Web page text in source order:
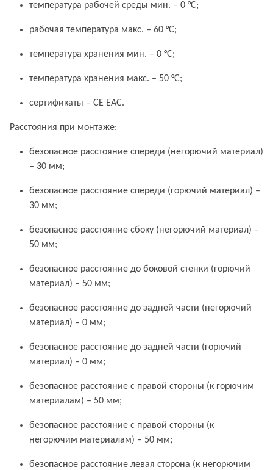
температура рабочей среды мин. – 0 °C;
рабочая температура макс. – 60 °C;
температура хранения мин. – 0 °C;
температура хранения макс. – 50 °C;
сертификаты – CE EAC.
Расстояния при монтаже:
безопасное расстояние спереди (негорючий материал)
– 30 мм;
безопасное расстояние спереди (горючий материал) –
30 мм;
безопасное расстояние сбоку (негорючий материал) –
50 мм;
безопасное расстояние до боковой стенки (горючий
материал) – 50 мм;
безопасное расстояние до задней части (негорючий
материал) – 0 мм;
безопасное расстояние до задней части (горючий
материал) – 0 мм;
безопасное расстояние с правой стороны (к горючим
материалам) – 50 мм;
безопасное расстояние с правой стороны (к
негорючим материалам) – 50 мм;
безопасное расстояние левая сторона (к негорючим